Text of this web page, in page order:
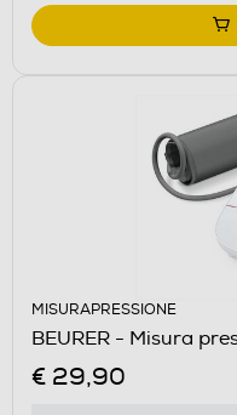
MISURAPRESSIONE
BEURER - Misura
€ 29,90